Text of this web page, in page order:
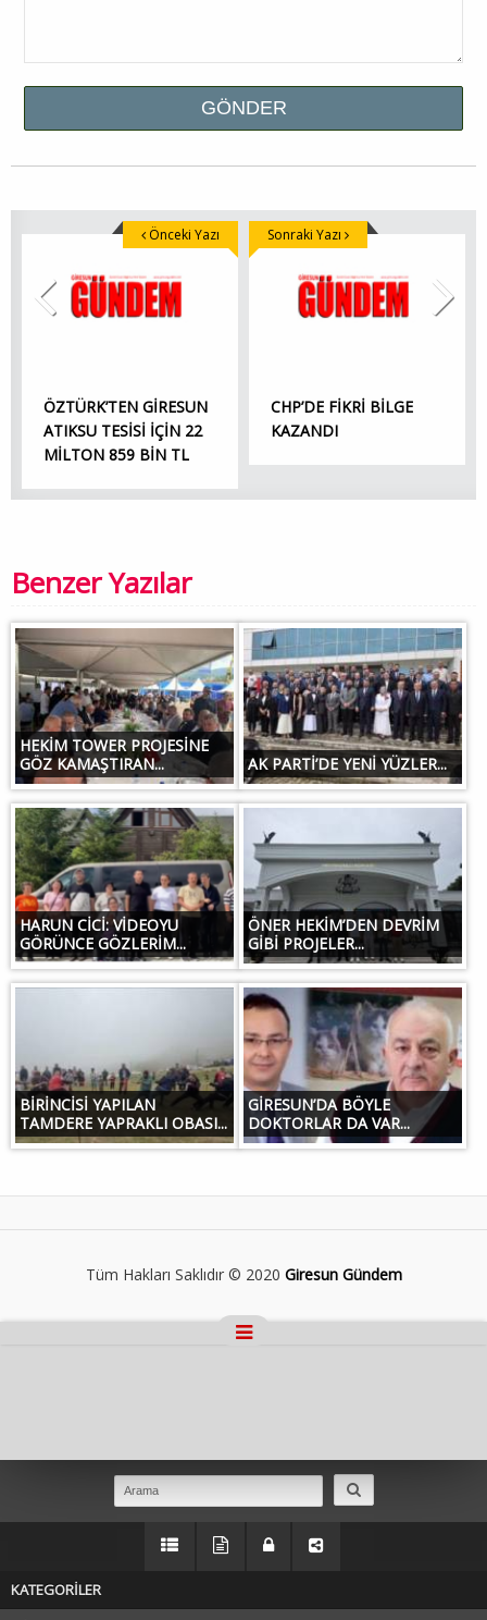
ÖZTÜRK’TEN GİRESUN
ATIKSU TESİSİ İÇİN 22
MİLTON 859 BİN TL
Önceki Yazı
CHP’DE FİKRİ BİLGE
KAZANDI
Sonraki Yazı
Benzer Yazılar
HEKİM TOWER PROJESİNE
GÖZ KAMAŞTIRAN...
AK PARTİ’DE YENİ YÜZLER...
HARUN CİCİ: VİDEOYU
GÖRÜNCE GÖZLERİM...
ÖNER HEKİM’DEN DEVRİM
GİBİ PROJELER...
BİRİNCİSİ YAPILAN
TAMDERE YAPRAKLI OBASI...
GİRESUN’DA BÖYLE
DOKTORLAR DA VAR...
Tüm Hakları Saklıdır © 2020 Giresun Gündem
KATEGORİLER